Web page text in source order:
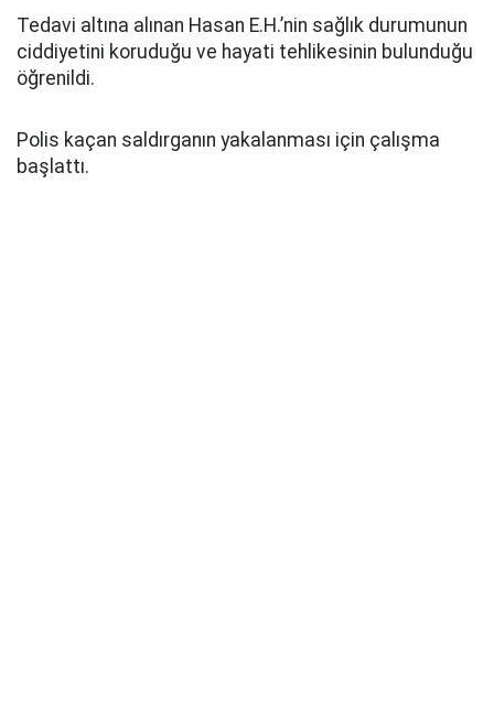
Tedavi altına alınan Hasan E.H.’nin sağlık durumunun
ciddiyetini koruduğu ve hayati tehlikesinin bulunduğu
öğrenildi.
Polis kaçan saldırganın yakalanması için çalışma
başlattı.